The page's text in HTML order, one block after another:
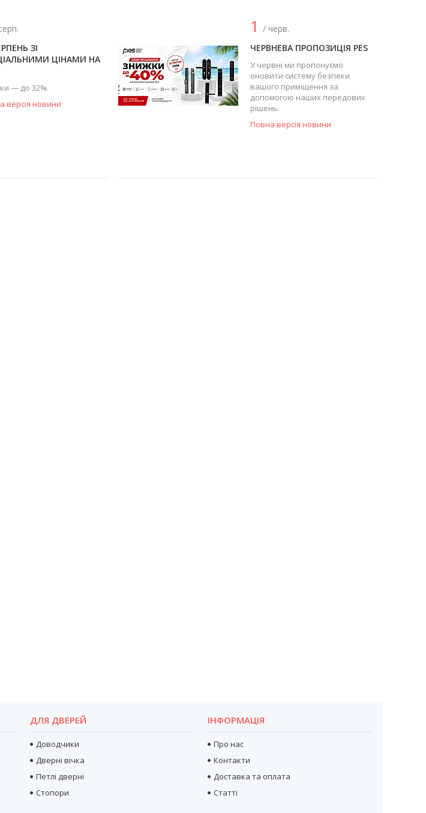
ЗІ
ЦІНАМИ НА
— до 32%.
версія новини
1/ черв.
ЧЕРВНЕВА ПРОПОЗИЦІЯ PES
У червні ми пропонуємо
оновити систему безпеки
вашого приміщення за
допомогою наших передових
рішень.
Повна версія новини
ДЛЯ ДВЕРЕЙ
Доводчики
Дверні вічка
Петлі дверні
Стопори
ІНФОРМАЦІЯ
Про нас
Контакти
Доставка та оплата
Статті